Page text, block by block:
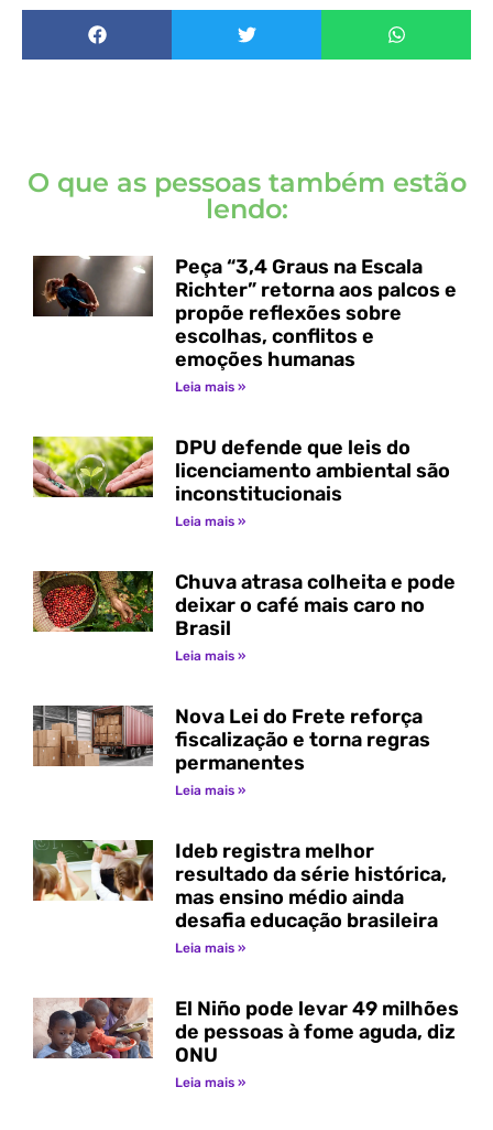
O que as pessoas também estão
lendo:
Peça “3,4 Graus na Escala
Richter” retorna aos palcos e
propõe reflexões sobre
escolhas, conflitos e
emoções humanas
Leia mais »
DPU defende que leis do
licenciamento ambiental são
inconstitucionais
Leia mais »
Chuva atrasa colheita e pode
deixar o café mais caro no
Brasil
Leia mais »
Nova Lei do Frete reforça
fiscalização e torna regras
permanentes
Leia mais »
Ideb registra melhor
resultado da série histórica,
mas ensino médio ainda
desafia educação brasileira
Leia mais »
El Niño pode levar 49 milhões
de pessoas à fome aguda, diz
ONU
Leia mais »